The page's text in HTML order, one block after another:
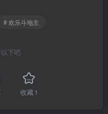
# 欢乐斗地主
下吧
收藏1